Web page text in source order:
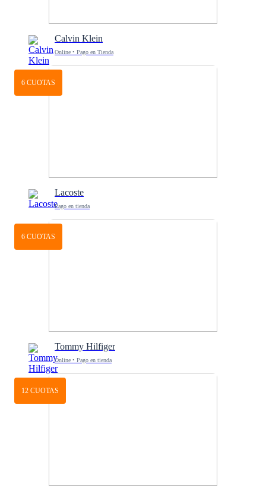
Calvin Klein
Online • Pago en Tienda
6 CUOTAS
Lacoste
Pago en tienda
6 CUOTAS
Tommy Hilfiger
Online • Pago en tienda
12 CUOTAS